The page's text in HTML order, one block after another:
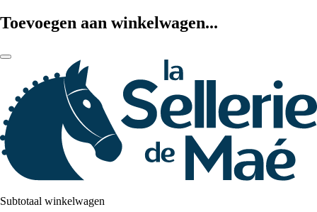
Toevoegen aan winkelwagen...
Subtotaal winkelwagen